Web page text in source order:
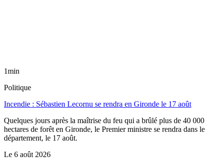
1min
Politique
Incendie : Sébastien Lecornu se rendra en Gironde le 17 août
Quelques jours après la maîtrise du feu qui a brûlé plus de 40 000
hectares de forêt en Gironde, le Premier ministre se rendra dans le
département, le 17 août.
Le 6 août 2026